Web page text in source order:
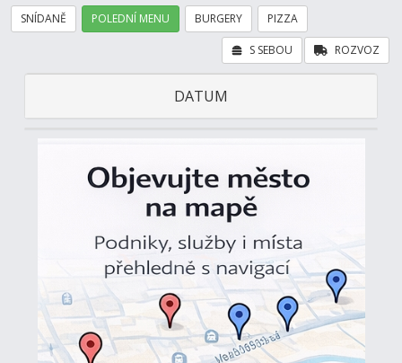
SNÍDANĚ POLEDNÍ MENU BURGERY PIZZA
ROZVOZ
S SEBOU
DATUM